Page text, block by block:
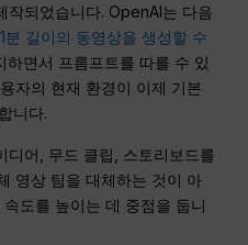
작되었습니다. OpenAI는 다음
분 길이의 동영상을 생성할 수
하면서 프롬프트를 따를 수 있
자의 현재 환경이 이제 기본
니다.
디어, 무드 클립, 스토리보드를
영상 팀을 대체하는 것이 아
도를 높이는 데 중점을 둡니